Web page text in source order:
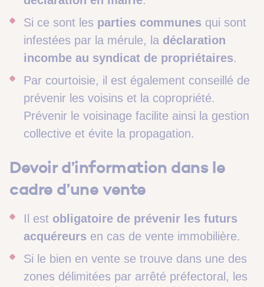
Si ce sont les parties communes qui sont
infestées par la mérule, la déclaration
incombe au syndicat de propriétaires.
Par courtoisie, il est également conseillé de
prévenir les voisins et la copropriété.
Prévenir le voisinage facilite ainsi la gestion
collective et évite la propagation.
Devoir d’information dans le
cadre d’une vente
Il est obligatoire de prévenir les futurs
acquéreurs en cas de vente immobilière.
Si le bien en vente se trouve dans une des
zones délimitées par arrêté préfectoral, les